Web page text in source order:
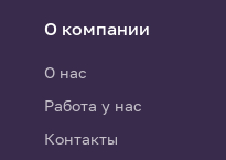
О компании
О нас
Работа у нас
Контакты